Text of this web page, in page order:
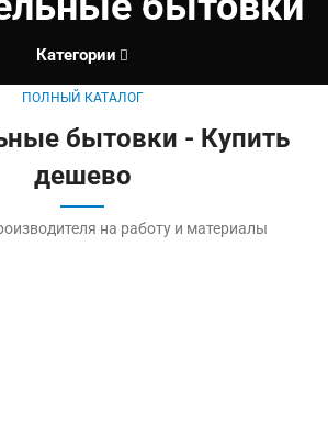
Категории
ПОЛНЫЙ КАТАЛОГ
бытовки - Купить
дешево
на работу и материалы